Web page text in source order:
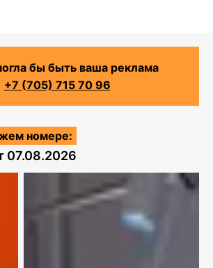
бы быть ваша реклама
+7 (705) 715 70 96
номере:
07.08.2026